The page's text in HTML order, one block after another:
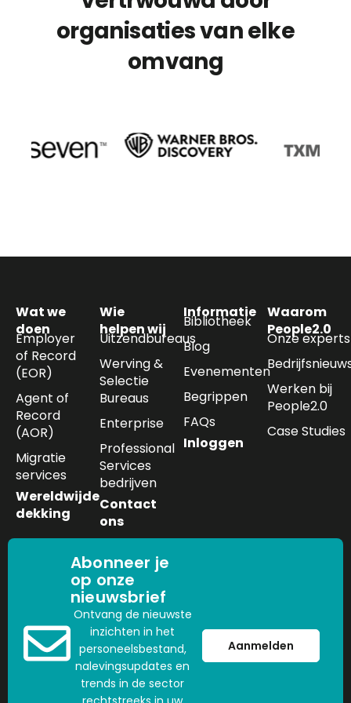
organisaties van elke
omvang
Wat we
doen
Employer
of Record
(EOR)
Agent of
Record
(AOR)
Migratie
services
Wereldwijde
dekking
Wie
helpen wij
Uitzendbureaus
Werving &
Selectie
Bureaus
Enterprise
Professional
Services
bedrijven
Contact
ons
Informatie
Bibliotheek
Blog
Evenementen
Begrippen
FAQs
Inloggen
Waarom
People2.0
Onze experts
Werken bij
People2.0
Case Studies
Abonneer je
op onze
nieuwsbrief
Ontvang de nieuwste
inzichten in het
personeelsbestand,
nalevingsupdates en
trends in de sector
Aanmelden